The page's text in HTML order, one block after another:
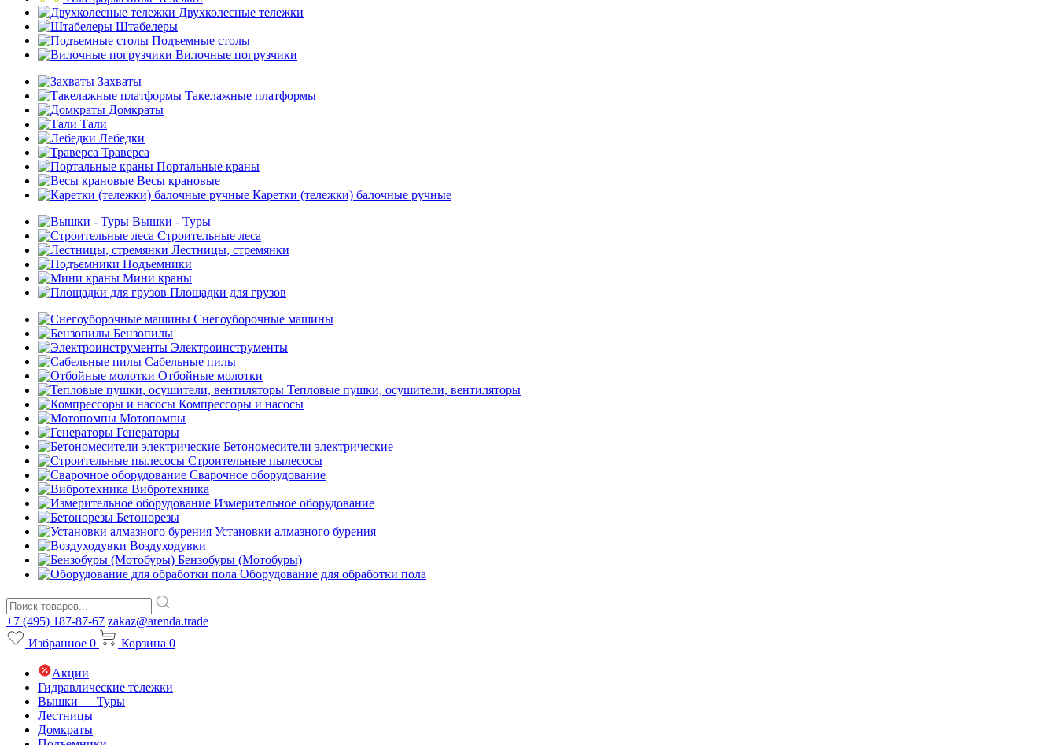
Двухколесные тележки
Штабелеры
Подъемные столы
Вилочные погрузчики
Захваты
Такелажные платформы
Домкраты
Тали
Лебедки
Траверса
Портальные краны
Весы крановые
Каретки (тележки) балочные ручные
Вышки - Туры
Строительные леса
Лестницы, стремянки
Подъемники
Мини краны
Площадки для грузов
Снегоуборочные машины
Бензопилы
Электроинструменты
Сабельные пилы
Отбойные молотки
Тепловые пушки, осушители, вентиляторы
Компрессоры и насосы
Мотопомпы
Генераторы
Бетономесители электрические
Строительные пылесосы
Сварочное оборудование
Вибротехника
Измерительное оборудование
Бетонорезы
Установки алмазного бурения
Воздуходувки
Бензобуры (Мотобуры)
Оборудование для обработки пола
+7 (495) 187-87-67 zakaz@arenda.trade
Избранное 0 Корзина 0
Акции
Гидравлические тележки
Вышки — Туры
Лестницы
Домкраты